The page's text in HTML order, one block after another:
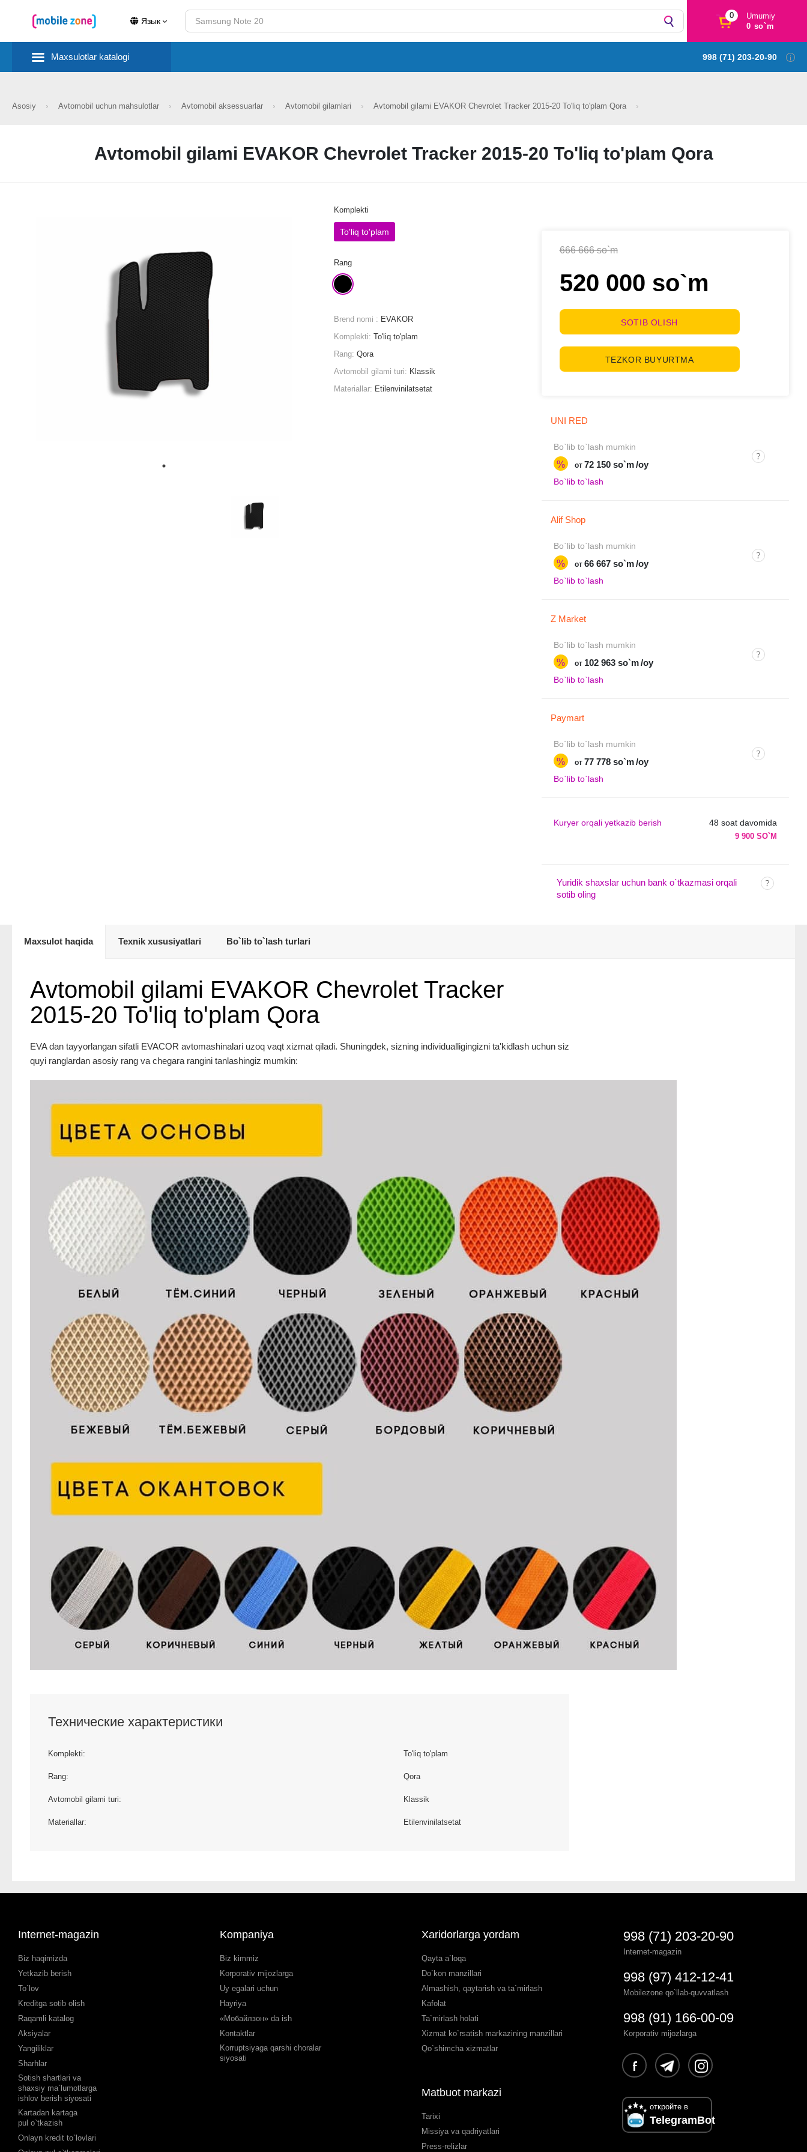
Язык
0
Umumiy
0 so`m
Maxsulotlar katalogi 998 (71) 203-20-90
Asosiy Avtomobil uchun mahsulotlar Avtomobil aksessuarlar Avtomobil gilamlari Avtomobil gilami EVAKOR Chevrolet Tracker 2015-20 To'liq to'plam Qora
Avtomobil gilami EVAKOR Chevrolet Tracker 2015-20 To'liq to'plam Qora
666 666 so`m
520 000 so`m
SOTIB OLISH
TEZKOR BUYURTMA
UNI RED
Bo`lib to`lash mumkin
% от 72 150 so`m /oy
Bo`lib to`lash
Alif Shop
Bo`lib to`lash mumkin
% от 66 667 so`m /oy
Bo`lib to`lash
Z Market
Bo`lib to`lash mumkin
% от 102 963 so`m /oy
Bo`lib to`lash
Paymart
Bo`lib to`lash mumkin
% от 77 778 so`m /oy
Bo`lib to`lash
Kuryer orqali yetkazib berish 48 soat davomida
9 900 SO`M
Yuridik shaxslar uchun bank o`tkazmasi orqali
sotib oling
Komplekti
To'liq to'plam
Rang
Brend nomi : EVAKOR
Komplekti:To'liq to'plam
Rang:Qora
Avtomobil gilami turi: Klassik
Materiallar: Etilenvinilatsetat
Maxsulot haqida Texnik xususiyatlari Bo`lib to`lash turlari
Avtomobil gilami EVAKOR Chevrolet Tracker
2015-20 To'liq to'plam Qora
EVA dan tayyorlangan sifatli EVACOR avtomashinalari uzoq vaqt xizmat qiladi. Shuningdek, sizning individualligingizni ta'kidlash uchun siz
quyi ranglardan asosiy rang va chegara rangini tanlashingiz mumkin:
Технические характеристики
Komplekti: To'liq to'plam
Rang: Qora
Avtomobil gilami turi: Klassik
Materiallar: Etilenvinilatsetat
Internet-magazin
Biz haqimizda
Yetkazib berish
To`lov
Kreditga sotib olish
Raqamli katalog
Aksiyalar
Yangiliklar
Sharhlar
Sotish shartlari va
shaxsiy ma`lumotlarga
ishlov berish siyosati
Kartadan kartaga
pul o`tkazish
Onlayn kredit to`lovlari
Kompaniya
Biz kimmiz
Korporativ mijozlarga
Uy egalari uchun
Hayriya
«Мобайлзон» da ish
Kontaktlar
Korruptsiyaga qarshi choralar
siyosati
Xaridorlarga yordam
Qayta a`loqa
Do`kon manzillari
Almashish, qaytarish va ta`mirlash
Kafolat
Ta`mirlash holati
Xizmat ko`rsatish markazining manzillari
Qo`shimcha xizmatlar
Matbuot markazi
Tarixi
Missiya va qadriyatlari
Press-relizlar
998 (71) 203-20-90
Internet-magazin
998 (97) 412-12-41
Mobilezone qo`llab-quvvatlash
998 (91) 166-00-09
Korporativ mijozlarga
откройте в
TelegramBot